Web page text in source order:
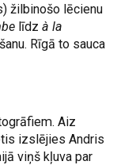
žilbinošo lēcienu
līdzà la
Rīgā to sauca
Aiz
izslējies Andris
viņš kļuva par